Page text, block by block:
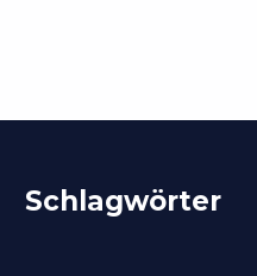
Schlagwörter